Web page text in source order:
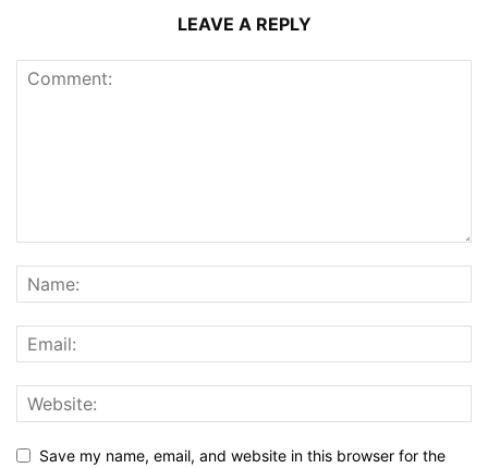
LEAVE A REPLY
Save my name, email, and website in this browser for the